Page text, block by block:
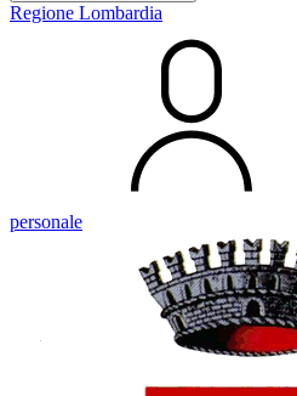
Regione Lombardia
personale